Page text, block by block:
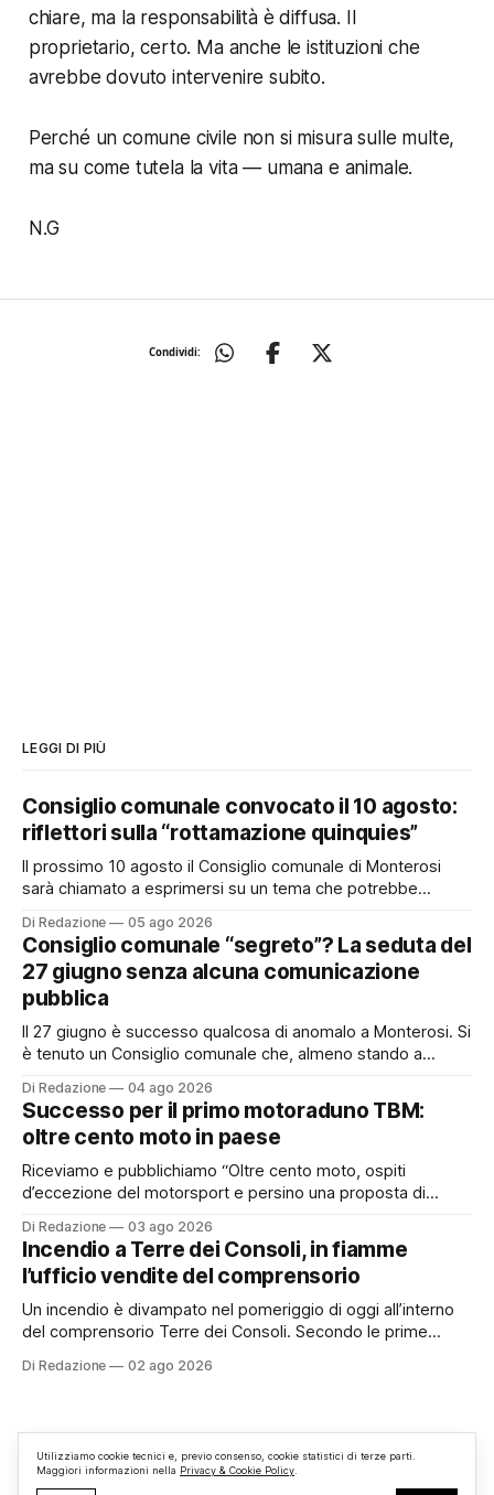
chiare, ma la responsabilità è diffusa. Il
proprietario, certo. Ma anche le istituzioni che
avrebbe dovuto intervenire subito.
Perché un comune civile non si misura sulle multe,
ma su come tutela la vita — umana e animale.
N.G
Condividi:
LEGGI DI PIÙ
Consiglio comunale convocato il 10 agosto:
riflettori sulla “rottamazione quinquies”
Il prossimo 10 agosto il Consiglio comunale di Monterosi
sarà chiamato a esprimersi su un tema che potrebbe
possibile adesione del Comune alla cosiddetta
“rottamazione quinquies” dei carichi affidati all’Agente della
Riscossione. Prima, però, c’è un tema politico che merita
Di Redazione 05 ago 2026
Consiglio comunale “segreto”? La seduta del
27 giugno senza alcuna comunicazione
pubblica
Il 27 giugno è successo qualcosa di anomalo a Monterosi. Si
è tenuto un Consiglio comunale che, almeno stando a
pubblicamente comunicato ai cittadini attraverso l’Albo
Pretorio. Un’anomalia che merita spiegazioni. Il Consiglio
comunale è, per sua natura, un’assemblea
Di Redazione 04 ago 2026
Successo per il primo motoraduno TBM:
oltre cento moto in paese
Riceviamo e pubblichiamo “Oltre cento moto, ospiti
d’eccezione del motorsport e persino una proposta di
organizzato da TBM a Monterosi, un evento che ha
superato le aspettative degli organizzatori richiamando
appassionati delle due ruote da tutto il Lazio e dalle regioni
limitrofe. Per
Di Redazione 03 ago 2026
Incendio a Terre dei Consoli, in fiamme
l’ufficio vendite del comprensorio
Un incendio è divampato nel pomeriggio di oggi all’interno
del comprensorio Terre dei Consoli. Secondo le prime
struttura adibita a ufficio vendite. Sul posto sono intervenuti
Di Redazione 02 ago 2026
Utilizziamo cookie tecnici e, previo consenso, cookie statistici di terze parti.
Maggiori informazioni nella Privacy & Cookie Policy